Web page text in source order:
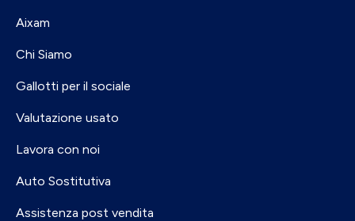
Aixam
Chi Siamo
Gallotti per il sociale
Valutazione usato
Lavora con noi
Auto Sostitutiva
Assistenza post vendita